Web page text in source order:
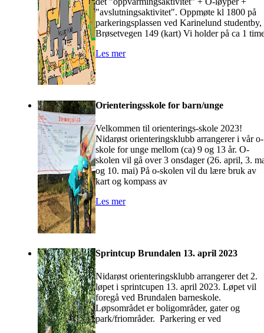
"avslutningsaktivitet". Oppmøte kl 1800 på
parkeringsplassen ved Karinelund studentby,
Brøsetvegen 149 (kart) Vi holder på ca 1
Les mer
Orienteringsskole for barn/unge
Velkommen til orienterings-skole 2023!
Nidarøst orienteringsklubb arrangerer i vår o-
skole for unge mellom (ca) 9 og 13 år. O-
skolen vil gå over 3 onsdager (26. april, 3.
og 10. mai) På o-skolen vil du lære bruk av
kart og kompass av
Les mer
Sprintcup Brundalen 13. april 2023
Nidarøst orienteringsklubb arrangerer det 2.
løpet i sprintcupen 13. april 2023. Løpet vil
foregå ved Brundalen barneskole.
Løpsområdet er boligområder, gater og
park/friområder. Parkering er ved